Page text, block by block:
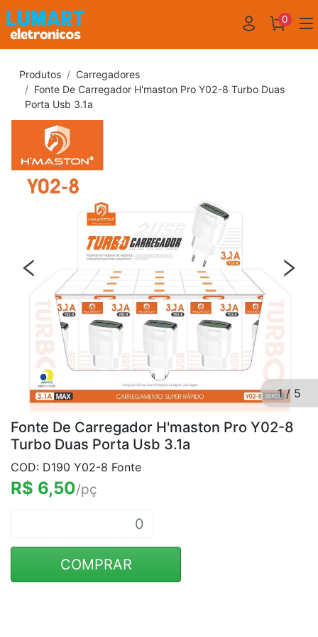
0
Produtos
Carregadores
Fonte De Carregador H'maston Pro Y02-8 Turbo Duas
Porta Usb 3.1a
1/ 5
Fonte De Carregador H'maston Pro Y02-8
Turbo Duas Porta Usb 3.1a
COD: D190 Y02-8 Fonte
R$ 6,50/pç
COMPRAR